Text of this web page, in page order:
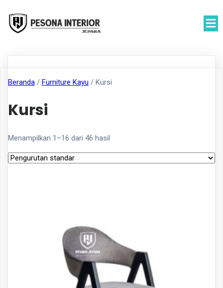
Beranda / Furniture Kayu / Kursi
Kursi
Menampilkan 1–16 dari 46 hasil